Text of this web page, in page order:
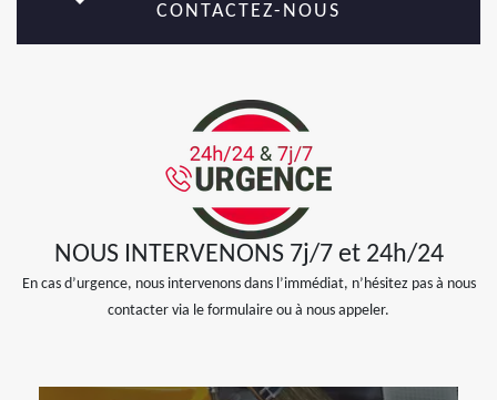
CONTACTEZ-NOUS
NOUS INTERVENONS 7j/7 et 24h/24
En cas d’urgence, nous intervenons dans l’immédiat, n’hésitez pas à nous
contacter via le formulaire ou à nous appeler.